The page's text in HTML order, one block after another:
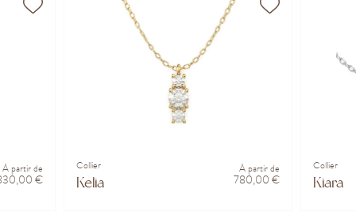
À partir de
€
Collier
Kelia
À partir de
780,00 €
Collier
Kiara